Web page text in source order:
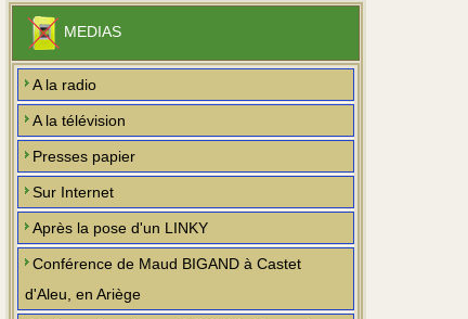
MEDIAS
A la radio
A la télévision
Presses papier
Sur Internet
Après la pose d'un LINKY
Conférence de Maud BIGAND à Castet
d'Aleu, en Ariège